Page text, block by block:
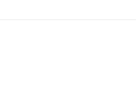
Gandeng SPSI Perkuat Literasi Digital